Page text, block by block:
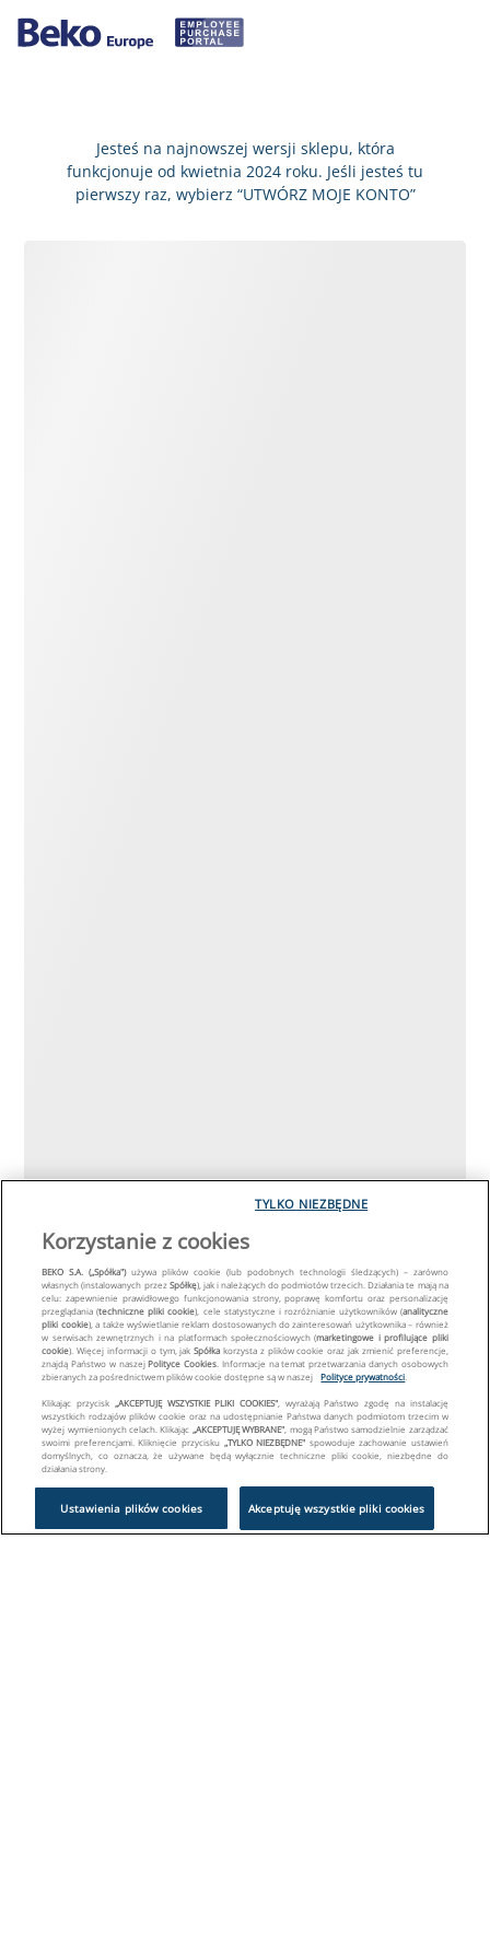
Jesteś na najnowszej wersji sklepu, która
funkcjonuje od kwietnia 2024 roku. Jeśli jesteś tu
pierwszy raz, wybierz “UTWÓRZ MOJE KONTO”
Korzystanie z cookies
BEKO S.A. („Spółka")używa plików cookie (lub podobnych technologii śledzących) – zarówno
własnych (instalowanych przezSpółkę), jak i należących do podmiotów trzecich. Działania te mają na
celu: zapewnienie prawidłowego funkcjonowania strony, poprawę komfortu oraz personalizację
przeglądania (techniczne pliki cookie), cele statystyczne i rozróżnianie użytkowników (analityczne
pliki cookie), a także wyświetlanie reklam dostosowanych do zainteresowań użytkownika – również
w serwisach zewnętrznych i na platformach społecznościowych (marketingowe i profilujące pliki
cookie). Więcej informacji o tym, jakSpółka korzysta z plików cookie oraz jak zmienić preferencje,
znajdą Państwo w naszejPolityce Cookies . Informacje na temat przetwarzania danych osobowych
zbieranych za pośrednictwem plików cookie dostępne są w naszej
Polityce prywatności
Klikając przycisk „AKCEPTUJĘ WSZYSTKIE PLIKI COOKIES" , wyrażają Państwo zgodę na instalację
wszystkich rodzajów plików cookie oraz na udostępnianie Państwa danych podmiotom trzecim w
wyżej wymienionych celach. Klikając „AKCEPTUJĘ WYBRANE" , mogą Państwo samodzielnie zarządzać
swoimi preferencjami. Kliknięcie przycisku „TYLKO NIEZBĘDNE" spowoduje zachowanie ustawień
domyślnych, co oznacza, że używane będą wyłącznie techniczne pliki cookie, niezbędne do
działania strony.
Ustawienia plików cookies Akceptuję wszystkie pliki cookies
TYLKO NIEZBĘDNE